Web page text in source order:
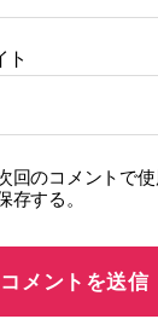
ト
回のコメントで
存する。